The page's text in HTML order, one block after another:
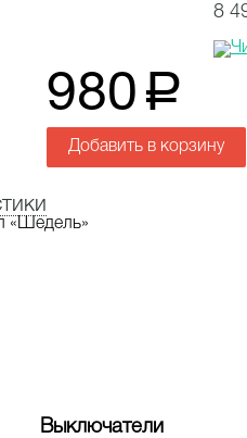
8
980 a
Добавить в корзину
«Шедель»
Выключатели